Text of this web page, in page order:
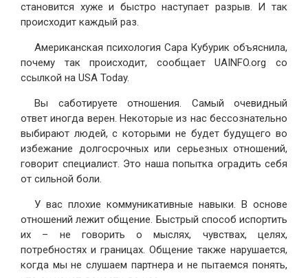
становится хуже и быстро наступает разрыв. И так
происходит каждый раз.
Американская психология Сара Кубурик объяснила,
почему так происходит, сообщает UAINFO.org со
ссылкой на USA Today.
Вы саботируете отношения. Самый очевидный
ответ иногда верен. Некоторые из нас бессознательно
выбирают людей, с которыми не будет будущего во
избежание долгосрочных или серьезных отношений,
говорит специалист. Это наша попытка оградить себя
от сильной боли.
У вас плохие коммуникативные навыки. В основе
отношений лежит общение. Быстрый способ испортить
их – не говорить о мыслях, чувствах, целях,
потребностях и границах. Общение также нарушается,
когда мы не слушаем партнера и не пытаемся понять,